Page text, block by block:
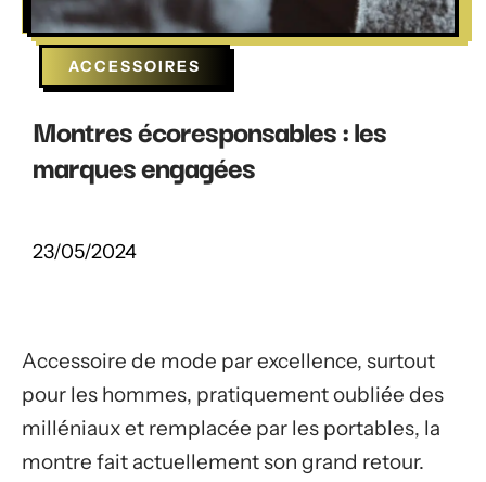
ACCESSOIRES
Montres écoresponsables : les
marques engagées
23/05/2024
Accessoire de mode par excellence, surtout
pour les hommes, pratiquement oubliée des
milléniaux et remplacée par les portables, la
montre fait actuellement son grand retour.